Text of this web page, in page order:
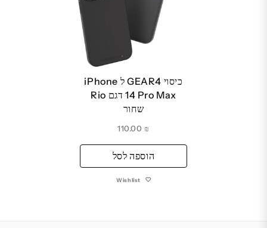
כיסוי GEAR4 ל iPhone
14 Pro Max דגם Rio
שחור
₪
הוספה לסל
Wishlist